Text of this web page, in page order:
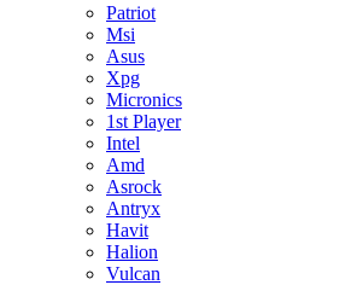
Patriot
Msi
Asus
Xpg
Micronics
1st Player
Intel
Amd
Asrock
Antryx
Havit
Halion
Vulcan